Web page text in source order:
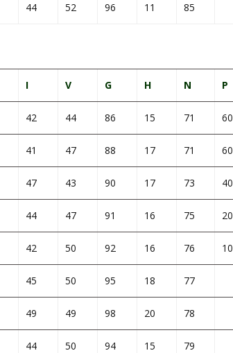
44 52 96 11 85
I V G H N P
42 44 86 15 71 60
41 47 88 17 71 60
47 43 90 17 73 40
44 47 91 16 75 20
42 50 92 16 76 10
45 50 95 18 77
49 49 98 20 78
44 50 94 15 79